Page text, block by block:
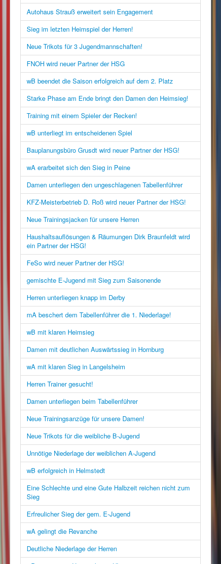
Autohaus Strauß erweitert sein Engagement
Sieg im letzten Heimspiel der Herren!
Neue Trikots für 3 Jugendmannschaften!
FNOH wird neuer Partner der HSG
wB beendet die Saison erfolgreich auf dem 2. Platz
Starke Phase am Ende bringt den Damen den Heimsieg!
Training mit einem Spieler der Recken!
wB unterliegt im entscheidenen Spiel
Bauplanungsbüro Grusdt wird neuer Partner der HSG!
wA erarbeitet sich den Sieg in Peine
Damen unterliegen den ungeschlagenen Tabellenführer
KFZ-Meisterbetrieb D. Roß wird neuer Partner der HSG!
Neue Trainingsjacken für unsere Herren
Haushaltsauflösungen & Räumungen Dirk Braunfeldt wird
ein Partner der HSG!
FeSo wird neuer Partner der HSG!
gemischte E-Jugend mit Sieg zum Saisonende
Herren unterliegen knapp im Derby
mA beschert dem Tabellenführer die 1. Niederlage!
wB mit klaren Heimsieg
Damen mit deutlichen Auswärtssieg in Hornburg
wA mit klaren Sieg in Langelsheim
Herren Trainer gesucht!
Damen unterliegen beim Tabellenführer
Neue Trainingsanzüge für unsere Damen!
Neue Trikots für die weibliche B-Jugend
Unnötige Niederlage der weiblichen A-Jugend
wB erfolgreich in Helmstedt
Eine Schlechte und eine Gute Halbzeit reichen nicht zum
Sieg
Erfreulicher Sieg der gem. E-Jugend
wA gelingt die Revanche
Deutliche Niederlage der Herren